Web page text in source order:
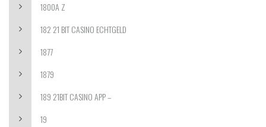
1800A Z
182 21 BIT CASINO ECHTGELD
1877
1879
189 21BIT CASINO APP –
19